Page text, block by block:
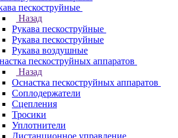
пескоструйные
Назад
Рукава пескоструйные
Рукава пескоструйные
Рукава воздушные
пескоструйных аппаратов
Назад
Оснастка пескоструйных аппаратов
Соплодержатели
Сцепления
Тросики
Уплотнители
Дистанционное управление